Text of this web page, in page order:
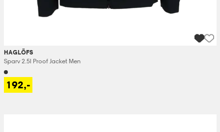
HAGLÖFS
Sparv 2.5l Proof Jacket Men
192,-